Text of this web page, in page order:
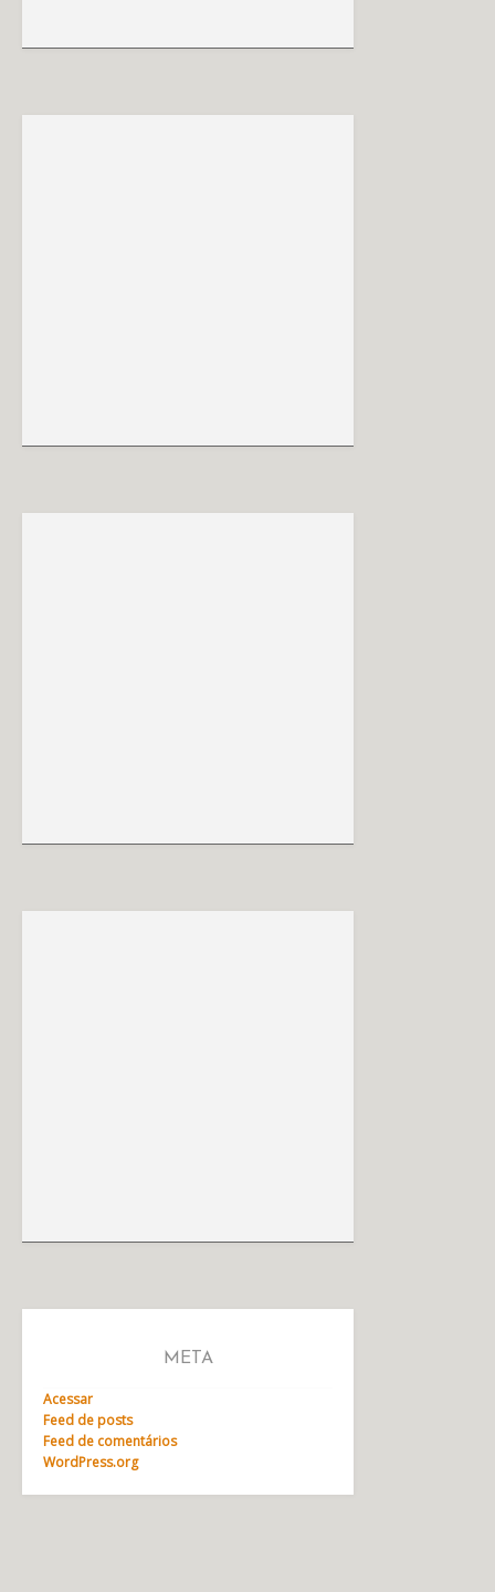
META
Acessar
Feed de posts
Feed de comentários
WordPress.org